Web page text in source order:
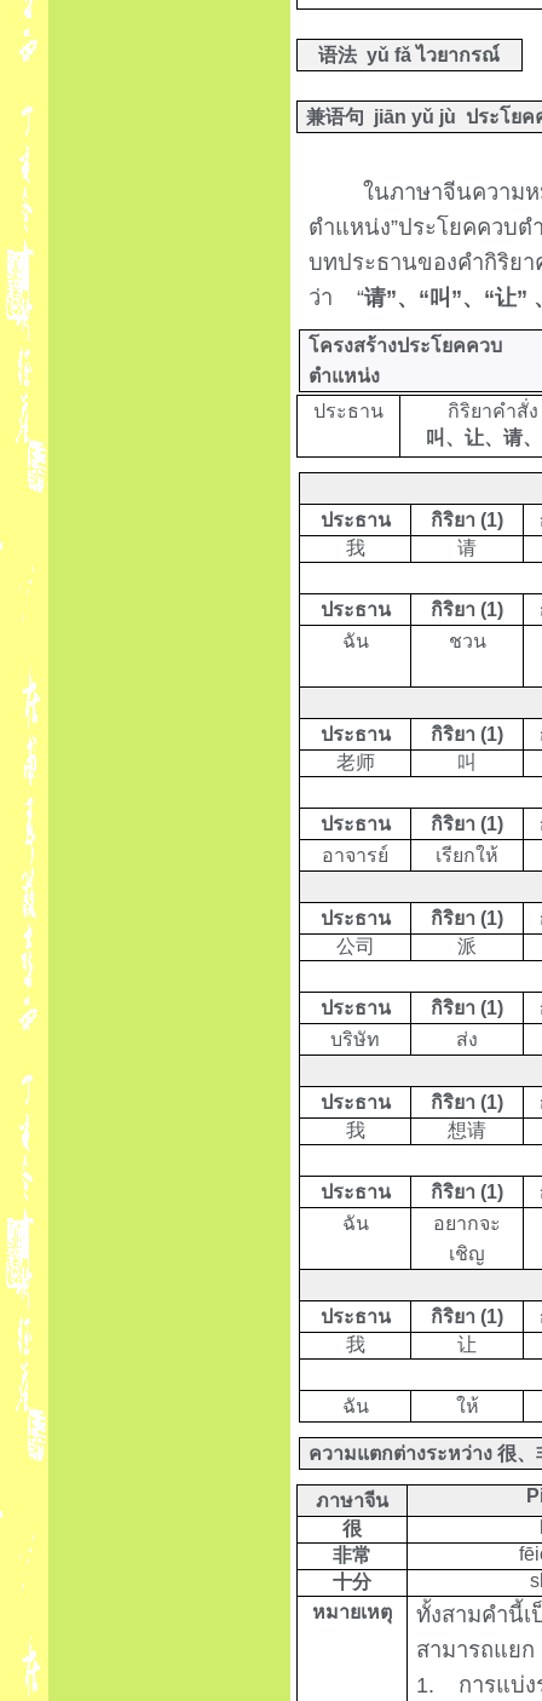
语法 yǔ fǎไวยากรณ์
兼语句 jiān yǔ jù ประโยค
ในภาษาจีนความห
ตำแหน่ง”ประโยคควบต
บทประธานของคำกิริยา
ว่า
“请”、 “ 叫 ”、 “让”
โครงสร้างประโยคควบ
ตำแหน่ง
ประธาน
กิริยาคำสั่ง
叫、让、请
ประธาน กิริยา (1)
我
请
ประธาน กิริยา (1)
ฉัน
ชวน
ประธาน กิริยา (1)
老师
叫
ประธาน กิริยา (1)
อาจารย์
เรียกให้
ประธาน กิริยา (1)
公司
派
ประธาน กิริยา (1)
บริษัท
ส่ง
ประธาน กิริยา (1)
我
想请
ประธาน กิริยา (1)
ฉัน
อยากจะ
เชิญ
ประธาน กิริยา (1)
我
让
ฉัน ให้
ความแตกต่างระหว่าง 很、
ภาษาจีน
很
非常
十分
หมายเหตุ
ทั้งสามคำนี้เ
สามารถแยก
1. การแบ่